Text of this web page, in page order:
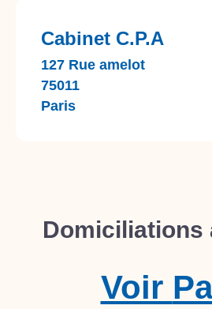
Cabinet C.P.A
127 Rue amelot
75011
Paris
Domiciliations
Voir